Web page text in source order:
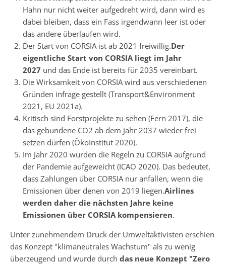
Hahn nur nicht weiter aufgedreht wird, dann wird es
dabei bleiben, dass ein Fass irgendwann leer ist oder
das andere überlaufen wird.
Der Start von CORSIA ist ab 2021 freiwillig.Der
eigentliche Start von CORSIA liegt im Jahr
2027 und das Ende ist bereits für 2035 vereinbart.
Die Wirksamkeit von CORSIA wird aus verschiedenen
Gründen infrage gestellt (Transport&Environment
2021, EU 2021a).
Kritisch sind Forstprojekte zu sehen (Fern 2017), die
das gebundene CO2 ab dem Jahr 2037 wieder frei
setzen dürfen (ÖkoInstitut 2020).
Im Jahr 2020 wurden die Regeln zu CORSIA aufgrund
der Pandemie aufgeweicht (ICAO 2020). Das bedeutet,
dass Zahlungen über CORSIA nur anfallen, wenn die
Emissionen über denen von 2019 liegen.Airlines
werden daher die nächsten Jahre keine
Emissionen über CORSIA kompensieren.
Unter zunehmendem Druck der Umweltaktivisten erschien
das Konzept "klimaneutrales Wachstum" als zu wenig
überzeugend und wurde durch das neue Konzept "Zero